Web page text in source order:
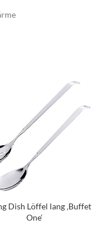
Dish Löffel lang ‚Buffet
One‘